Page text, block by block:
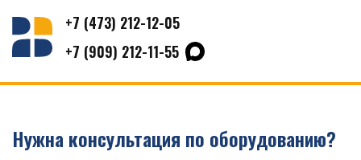
+7 (473) 212-12-05
+7 (909) 212-11-55
Нужна консультация по оборудованию?